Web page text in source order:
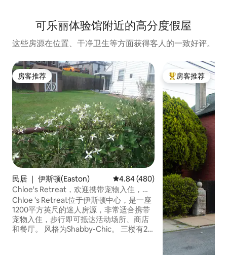
可乐丽体验馆附近的高分度假屋
这些房源在位置、干净卫生等方面获得客人的一致好评。
房客推荐
房客推荐
民居 ｜ 伊斯顿(Easton) 平均评分 4.84 分（满分 5 分），
4.84 (480)
Chloe's Retreat，欢迎携带宠物入住，
2700平方英尺带围栏的院子
Chloe 's Retreat位于伊斯顿中心，是一座
1200平方英尺的迷人房源，非常适合携带
宠物入住，步行即可抵达活动场所、商店
和餐厅。 风格为Shabby-Chic。 三楼有2
热门「房客推荐」
房客推荐